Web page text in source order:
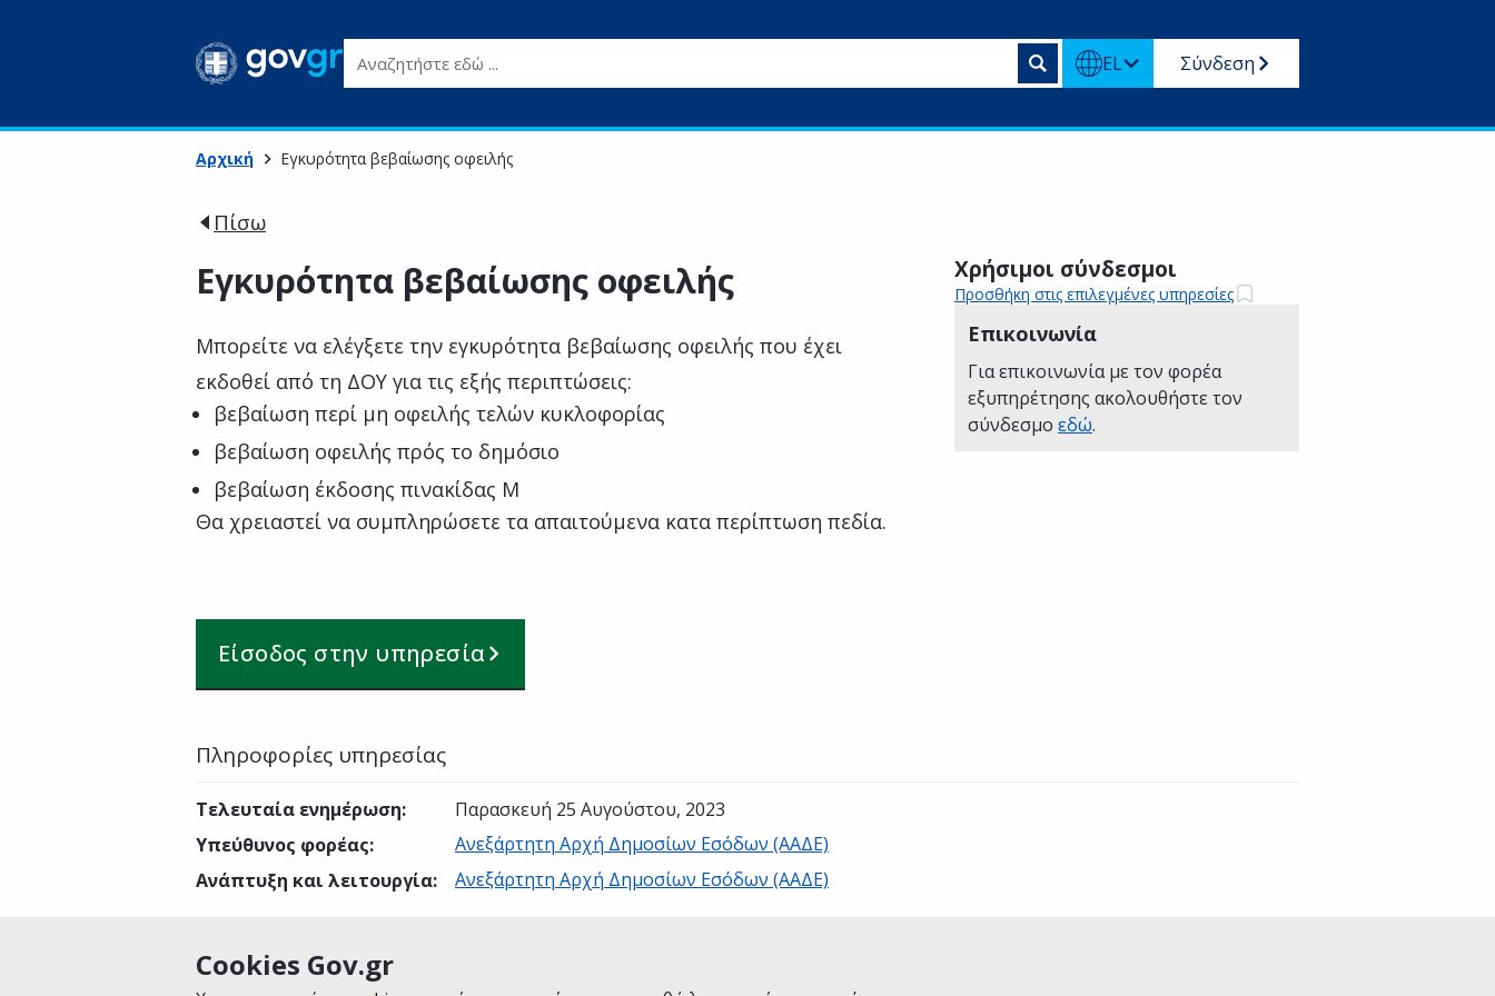
Cookies Gov.gr
Αναζητήστε εδώ ... EL Σύνδεση
Αρχική Εγκυρότητα βεβαίωσης οφειλής
Πίσω
Εγκυρότητα βεβαίωσης οφειλής
Μπορείτε να ελέγξετε την εγκυρότητα βεβαίωσης οφειλής που έχει
εκδοθεί από τη ΔΟΥ για τις εξής περιπτώσεις:
βεβαίωση περί μη οφειλής τελών κυκλοφορίας
βεβαίωση οφειλής πρός το δημόσιο
βεβαίωση έκδοσης πινακίδας Μ
Θα χρειαστεί να συμπληρώσετε τα απαιτούμενα κατα περίπτωση πεδία.
Είσοδος στην υπηρεσία
Χρήσιμοι σύνδεσμοι
Προσθήκη στις επιλεγμένες υπηρεσίες
Επικοινωνία
Για επικοινωνία με τον φορέα
εξυπηρέτησης ακολουθήστε τον
σύνδεσμο εδώ.
Πληροφορίες υπηρεσίας
Τελευταία ενημέρωση:
Παρασκευή 25 Αυγούστου, 2023
Υπεύθυνος φορέας:
Ανεξάρτητη Αρχή Δημοσίων Εσόδων (ΑΑΔΕ)
Ανάπτυξη και λειτουργία: Ανεξάρτητη Αρχή Δημοσίων Εσόδων (ΑΑΔΕ)
Είναι χρήσιμη αυτή η σελίδα;